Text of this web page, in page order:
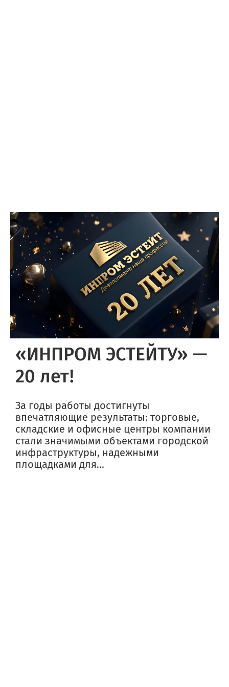
«ИНПРОМ ЭСТЕЙТУ» —
20 лет!
За годы работы достигнуты
впечатляющие результаты: торговые,
складские и офисные центры компании
стали значимыми объектами городской
инфраструктуры, надежными
площадками для...